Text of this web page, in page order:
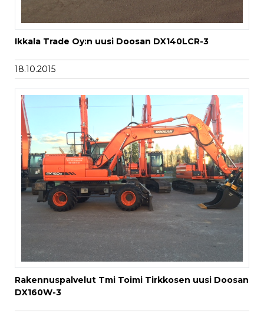
Ikkala Trade Oy:n uusi Doosan DX140LCR-3
18.10.2015
Rakennuspalvelut Tmi Toimi Tirkkosen uusi Doosan
DX160W-3